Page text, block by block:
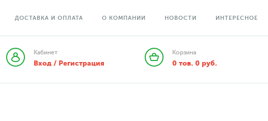
ДОСТАВКА И ОПЛАТА О КОМПАНИИ НОВОСТИ ИНТЕРЕСНОЕ
Кабинет
Вход / Регистрация
Корзина
0 тов. 0руб.